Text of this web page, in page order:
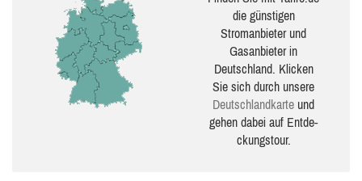
die güns­ti­gen
Stromanbieter und
Gasanbieter in
Deutschland. Klicken
Sie sich durch unsere
Deutsch­land­karte und
gehen dabei auf Ent­de­
ckungs­tour.